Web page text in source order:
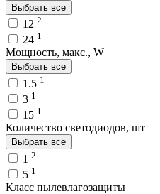
Выбрать все
12 2
24 1
Мощность, макс., W
Выбрать все
1.5 1
3 1
15 1
Количество светодиодов, шт
Выбрать все
1 2
5 1
Класс пылевлагозащиты